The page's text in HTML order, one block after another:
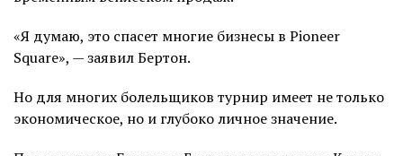
«Я думаю, это спасет многие бизнесы в Pioneer
Square», — заявил Бертон.
Но для многих болельщиков турнир имеет не только
экономическое, но и глубоко личное значение.